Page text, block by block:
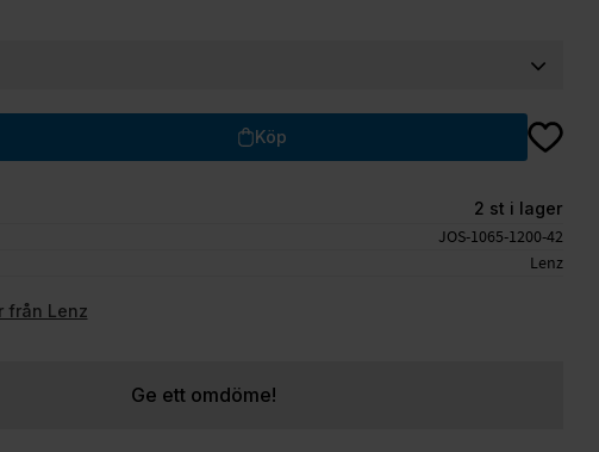
Köp Lägg
2 st i lager
JOS-1065-1200-42
Lenz
från Lenz
Ge ett omdöme!